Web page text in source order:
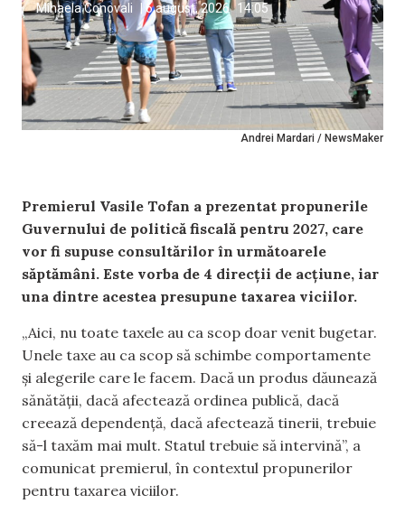
Andrei Mardari / NewsMaker
Mihaela Conovali | 6 august, 2026 14:05
Premierul Vasile Tofan a prezentat propunerile
Guvernului de politică fiscală pentru 2027, care
vor fi supuse consultărilor în următoarele
săptămâni. Este vorba de 4 direcții de acțiune, iar
una dintre acestea presupune taxarea viciilor.
„Aici, nu toate taxele au ca scop doar venit bugetar.
Unele taxe au ca scop să schimbe comportamente
și alegerile care le facem. Dacă un produs dăunează
sănătății, dacă afectează ordinea publică, dacă
creează dependență, dacă afectează tinerii, trebuie
să-l taxăm mai mult. Statul trebuie să intervină”, a
comunicat premierul, în contextul propunerilor
pentru taxarea viciilor.